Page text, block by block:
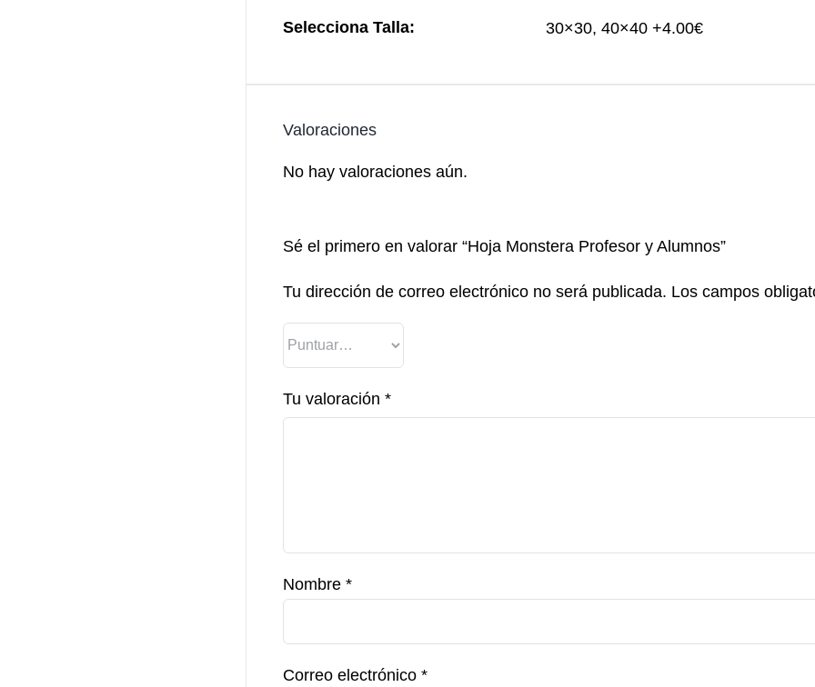
Selecciona Talla: 30×30, 40×40 +4.00€
Valoraciones
No hay valoraciones aún.
Sé el primero en valorar “Hoja Monstera Profesor y Alumnos”
Tu dirección de correo electrónico no será publicada. Los campos
Tu valoración *
Nombre *
Correo electrónico *